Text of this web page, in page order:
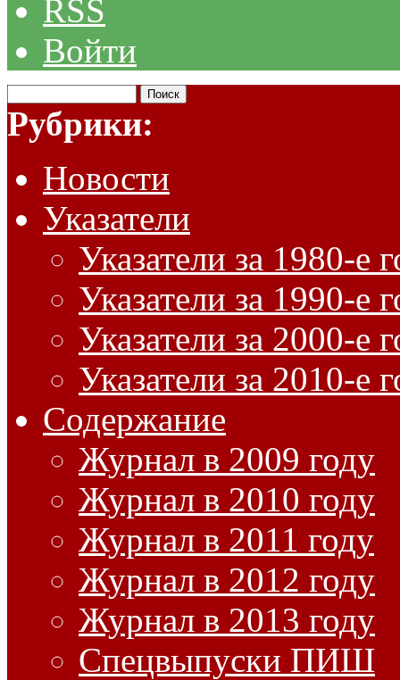
RSS
Войти
Рубрики:
Новости
Указатели
Указатели за 1980-е
Указатели за 1990-е
Указатели за 2000-е
Указатели за 2010-е
Содержание
Журнал в 2009 году
Журнал в 2010 году
Журнал в 2011 году
Журнал в 2012 году
Журнал в 2013 году
Спецвыпуски ПИШ